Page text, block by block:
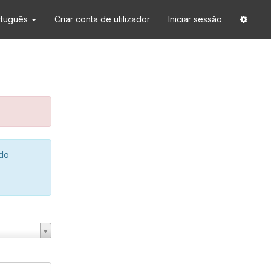
Criar conta de utilizador Iniciar sessão